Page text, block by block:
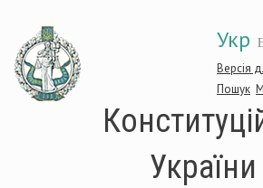
основного
матеріалу
Укр
Версія
Пошук
України